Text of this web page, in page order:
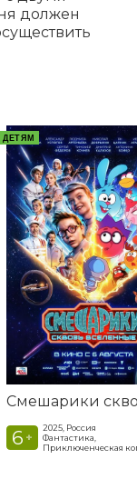
должен
ДЕТЯМ
6 +
2025, Россия
Фантастика,
Приключенческая